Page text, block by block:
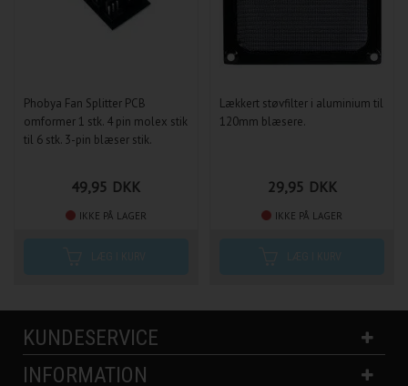
Phobya Fan Splitter PCB
omformer 1 stk. 4 pin molex stik
til 6 stk. 3-pin blæser stik.
49,95 DKK
IKKE PÅ LAGER
Lækkert støvfilter i aluminium til
120mm blæsere.
29,95 DKK
IKKE PÅ LAGER
KUNDESERVICE
INFORMATION